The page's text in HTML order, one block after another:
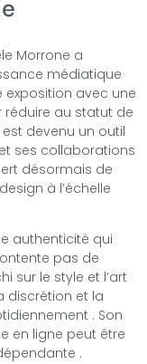
Morrone a
médiatique
exposition avec une
réduire au statut de
devenu un outil
ses collaborations
désormais de
à l’échelle
authenticité qui
pas de
sur le style et l’art
discrétion et la
. Son
en ligne peut être
.